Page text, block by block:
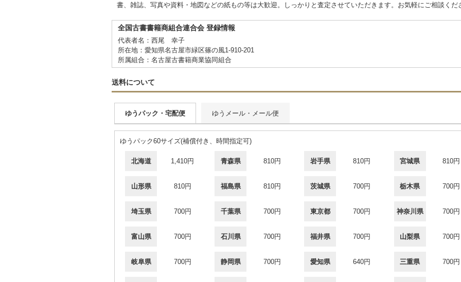
書、雑誌、写真や資料・地図などの紙もの等は大歓迎。しっかりと査定させていただきます。お気軽にご相談くだ
全国古書書籍商組合連合会 登録情報
代表者名：西尾 幸子
所在地：愛知県名古屋市緑区篠の風1-910-201
所属組合：名古屋古書籍商業協同組合
送料について
ゆうパック・宅配便 ゆうメール・メール便
ゆうパック60サイズ(補償付き、時間指定可)
北海道 1,410円 青森県 810円 岩手県 810円 宮城県 810円
山形県 810円 福島県 810円 茨城県 700円 栃木県 700円
埼玉県 700円 千葉県 700円 東京都 700円 神奈川県 700円
富山県 700円 石川県 700円 福井県 700円 山梨県 700円
岐阜県 700円 静岡県 700円 愛知県 640円 三重県 700円